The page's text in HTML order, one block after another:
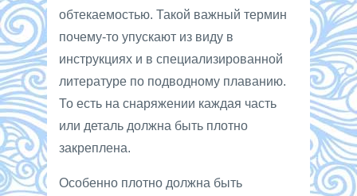
обтекаемостью. Такой важный термин
почему-то упускают из виду в
инструкциях и в специализированной
литературе по подводному плаванию.
То есть на снаряжении каждая часть
или деталь должна быть плотно
закреплена.
Особенно плотно должна быть